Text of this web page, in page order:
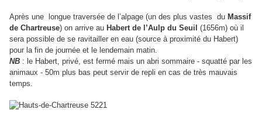
Après une longue traversée de l’alpage (un des plus vastes du Massif
de Chartreuse) on arrive au Habert de l’Aulp du Seuil (1656m) où il
sera possible de se ravitailler en eau (source à proximité du Habert)
pour la fin de journée et le lendemain matin.
NB : le Habert, privé, est fermé mais un abri sommaire - squatté par les
animaux - 50m plus bas peut servir de repli en cas de très mauvais
temps.